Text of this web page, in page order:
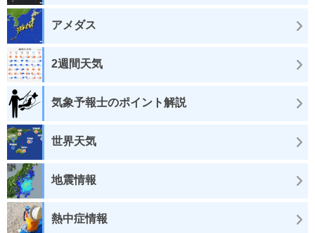
アメダス
2週間天気
気象予報士のポイント解説
世界天気
地震情報
熱中症情報